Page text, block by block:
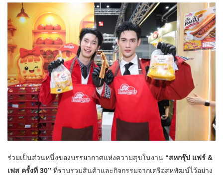
ร่วมเป็นส่วนหนึ่งของบรรยากาศแห่งความสุขในงาน “สหกรุ๊ป แฟร์ &
เฟส ครั้งที่ 30” ที่รวบรวมสินค้าและกิจกรรมจากเครือสหพัฒน์ไว้อย่าง